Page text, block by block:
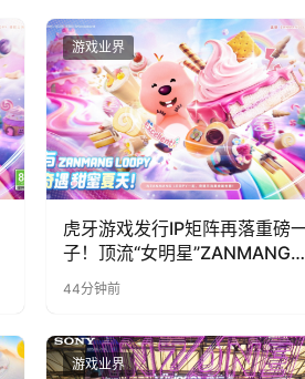
游戏业界
虎牙游戏发行IP矩阵再落重磅
子！顶流“女明星”ZANMANG
LOOPY 正版3D消除手游《消
奇遇》惊喜曝光
44分钟前
游戏业界